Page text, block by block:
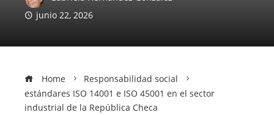
junio 22, 2026
Home
Responsabilidad social
estándares ISO 14001 e ISO 45001 en el sector
industrial de la República Checa